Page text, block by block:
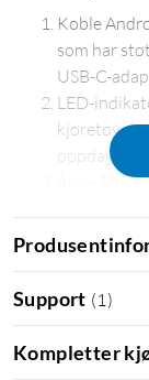
Koble
som har
USB-C-
LED-
kjøretøyets
oppdaget
Åpne
på
vises på
LED-
fullført.
Bekreft at
spørsmålet
Support (1 )
Kompletter